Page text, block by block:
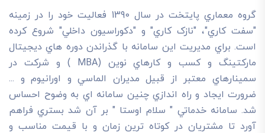
گروه معماري پايتخت در سال 1390 فعاليت خود را در زمينه
"سفت کاري"، "نازک کاري" و "دکوراسيون داخلي" شروع کرده
است. براي مديريت اين سامانه با گذراندن دوره هاي ديجيتال
مارکتينگ و کسب و کارهاي نوين (MBA ) و شرکت در
سمينارهاي معتبر از قبيل مديران الماسي و اورانيوم و ...
ضرورت ايجاد و راه اندازي چنين سامانه اي به وضوح احساس
شد. سامانه خدماتي " سلام اوستا " بر آن شد بستري فراهم
آورد تا مشتريان در کوتاه ترين زمان و با قيمت مناسب و